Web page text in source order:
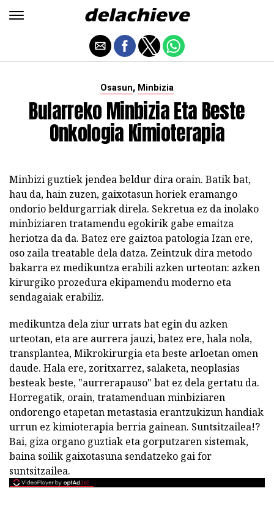
Osasun, Minbizia
Bularreko Minbizia Eta Beste
Onkologia Kimioterapia
Minbizi guztiek jendea beldur dira orain. Batik bat,
hau da, hain zuzen, gaixotasun horiek eramango
ondorio beldurgarriak direla. Sekretua ez da inolako
minbiziaren tratamendu egokirik gabe emaitza
heriotza da da. Batez ere gaiztoa patologia Izan ere,
oso zaila treatable dela datza. Zeintzuk dira metodo
bakarra ez medikuntza erabili azken urteotan: azken
kirurgiko prozedura ekipamendu moderno eta
sendagaiak erabiliz.
medikuntza dela ziur urrats bat egin du azken
urteotan, eta are aurrera jauzi, batez ere, hala nola,
transplantea, Mikrokirurgia eta beste arloetan omen
daude. Hala ere, zoritxarrez, salaketa, neoplasias
besteak beste, "aurrerapauso" bat ez dela gertatu da.
Horregatik, orain, tratamenduan minbiziaren
ondorengo etapetan metastasia erantzukizun handiak
urrun ez kimioterapia berria gainean. Suntsitzailea!?
Bai, giza organo guztiak eta gorputzaren sistemak,
baina soilik gaixotasuna sendatzeko gai for
suntsitzailea.